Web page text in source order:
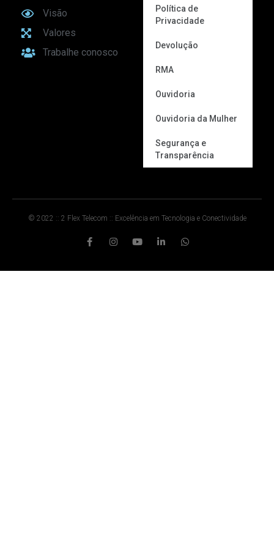
Visão
Valores
Trabalhe conosco
Política de
Privacidade
Devolução
RMA
Ouvidoria
Ouvidoria da Mulher
Segurança e
Transparência
© 2022 :: 2 Flex Telecom :: Excelência em Tecnologia e Conectividade